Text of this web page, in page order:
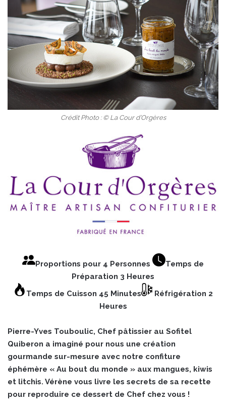
Crédit Photo : © La Cour d’Orgères
Proportions pour 4 Personnes
Temps de
Préparation 3 Heures
Temps de Cuisson 45 Minutes
Réfrigération 2
Heures
Pierre-Yves Touboulic, Chef pâtissier au Sofitel
Quiberon a imaginé pour nous une création
gourmande sur-mesure avec notre confiture
éphémère « Au bout du monde » aux mangues, kiwis
et litchis. Vérène vous livre les secrets de sa recette
pour reproduire ce dessert de Chef chez vous !